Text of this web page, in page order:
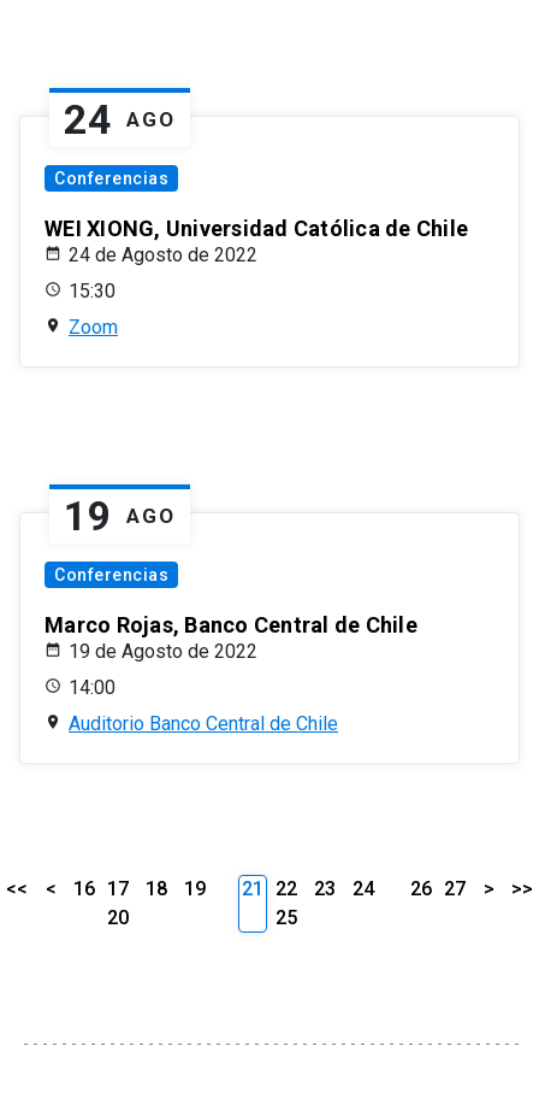
24 AGO
Conferencias
WEI XIONG, Universidad Católica de Chile
24 de Agosto de 2022
15:30
Zoom
19 AGO
Conferencias
Marco Rojas, Banco Central de Chile
19 de Agosto de 2022
14:00
Auditorio Banco Central de Chile
<< < 16 17 18
19
20
21 22 23
24
25
26 27 > >>